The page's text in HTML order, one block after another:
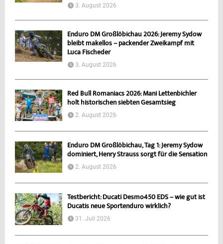
3. August 2026
Enduro DM Großlöbichau 2026: Jeremy Sydow
bleibt makellos – packender Zweikampf mit
Luca Fischeder
3. August 2026
Red Bull Romaniacs 2026: Mani Lettenbichler
holt historischen siebten Gesamtsieg
2. August 2026
Enduro DM Großlöbichau, Tag 1: Jeremy Sydow
dominiert, Henry Strauss sorgt für die Sensation
2. August 2026
Testbericht: Ducati Desmo450 EDS – wie gut ist
Ducatis neue Sportenduro wirklich?
31. Juli 2026